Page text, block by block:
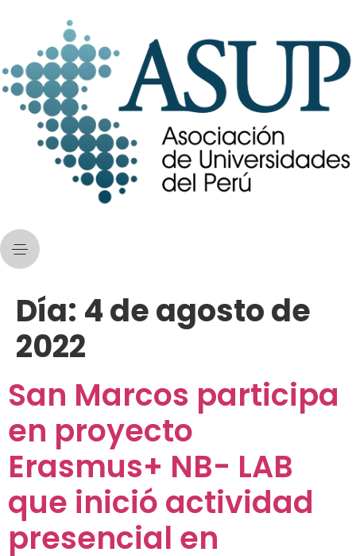
Día: 4 de agosto de
2022
San Marcos participa
en proyecto
Erasmus+ NB- LAB
que inició actividad
presencial en